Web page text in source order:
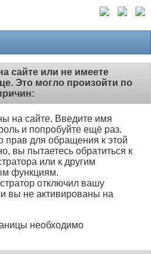
сайте или не имеете
Это могло произойти по
на сайте. Введите имя
и попробуйте ещё раз.
прав для обращения к этой
вы пытаетесь обратиться к
или к другим
функциям.
отключил вашу
вы не активированы на
необходимо